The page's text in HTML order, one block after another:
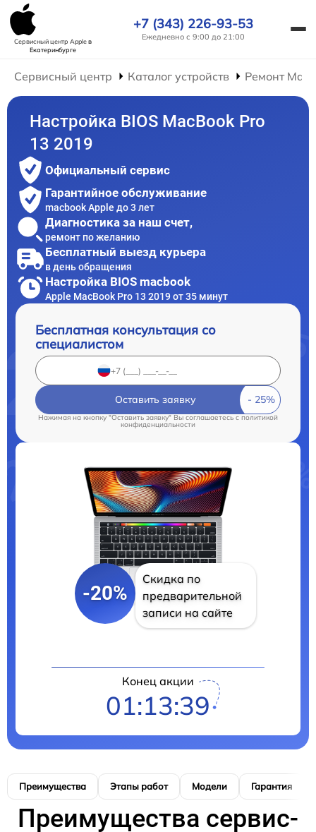
Сервисный центр Appleв
Екатеринбурге
+7 (343) 226-93-53
Ежедневно с 9:00 до 21:00
Сервисный центр Каталог устройств Ремонт
Настройка BIOS MacBook Pro
13 2019
Официальный сервис
Гарантийное обслуживание
macbook Apple до 3 лет
Диагностика за наш счет,
ремонт по желанию
Бесплатный выезд курьера
в день обращения
Настройка BIOS macbook
Apple MacBook Pro 13 2019 от 35 минут
Бесплатная консультация со
специалистом
Оставить заявку
Нажимая на кнопку "Оставить заявку" Вы соглашаетесь cполитикой
конфиденциальности
-20%
Скидка по
предварительной
записи на сайте
Конец акции
01:13:38
Преимущества Этапы работ Модели Гарантия
Преимущества сервис-